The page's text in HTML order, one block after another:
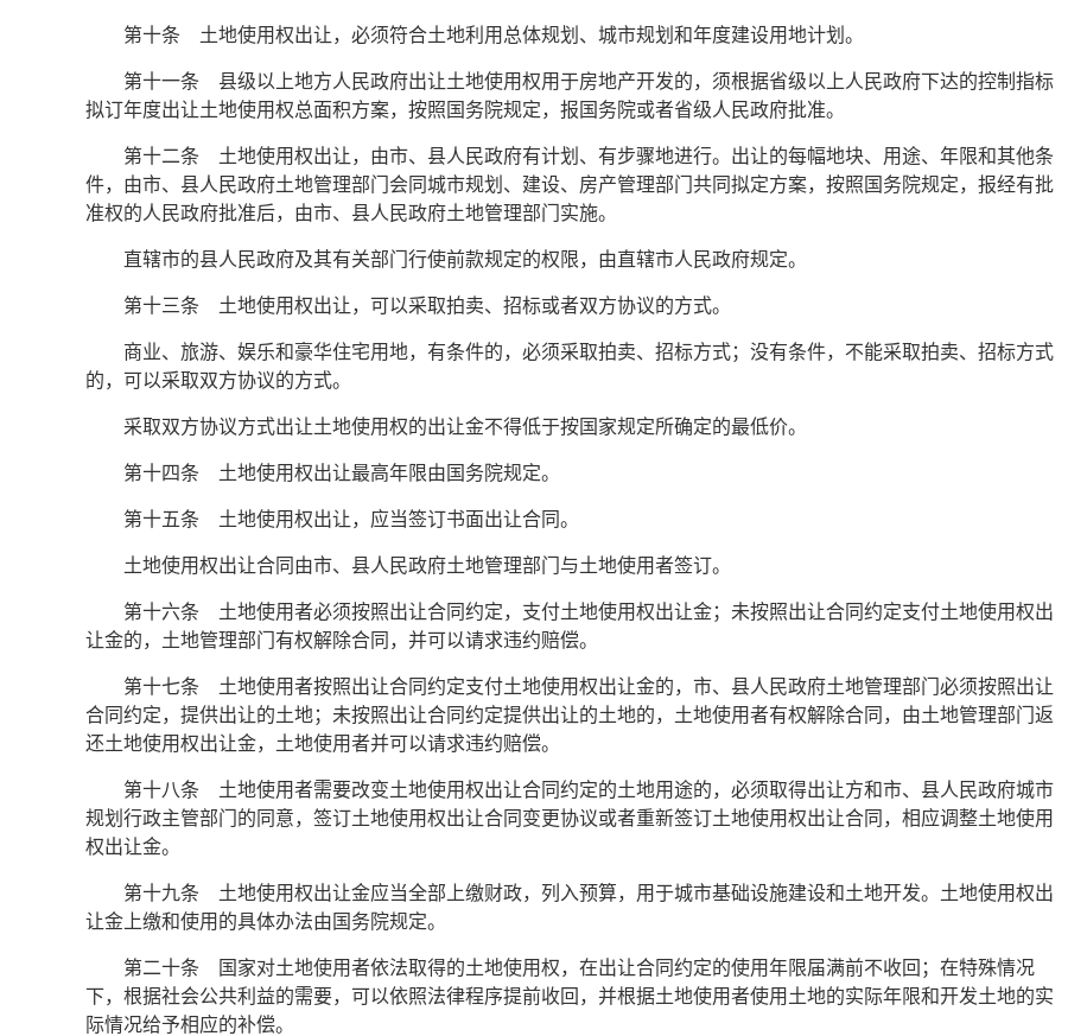
第十条 土地使用权出让，必须符合土地利用总体规划、城市规划和年度建设用地计划。
第十一条 县级以上地方人民政府出让土地使用权用于房地产开发的，须根据省级以上人民政府下达的控制指标
拟订年度出让土地使用权总面积方案，按照国务院规定，报国务院或者省级人民政府批准。
第十二条 土地使用权出让，由市、县人民政府有计划、有步骤地进行。出让的每幅地块、用途、年限和其他条
件，由市、县人民政府土地管理部门会同城市规划、建设、房产管理部门共同拟定方案，按照国务院规定，报经有批
准权的人民政府批准后，由市、县人民政府土地管理部门实施。
直辖市的县人民政府及其有关部门行使前款规定的权限，由直辖市人民政府规定。
第十三条 土地使用权出让，可以采取拍卖、招标或者双方协议的方式。
商业、旅游、娱乐和豪华住宅用地，有条件的，必须采取拍卖、招标方式；没有条件，不能采取拍卖、招标方式
的，可以采取双方协议的方式。
采取双方协议方式出让土地使用权的出让金不得低于按国家规定所确定的最低价。
第十四条 土地使用权出让最高年限由国务院规定。
第十五条 土地使用权出让，应当签订书面出让合同。
土地使用权出让合同由市、县人民政府土地管理部门与土地使用者签订。
第十六条 土地使用者必须按照出让合同约定，支付土地使用权出让金；未按照出让合同约定支付土地使用权出
让金的，土地管理部门有权解除合同，并可以请求违约赔偿。
第十七条 土地使用者按照出让合同约定支付土地使用权出让金的，市、县人民政府土地管理部门必须按照出让
合同约定，提供出让的土地；未按照出让合同约定提供出让的土地的，土地使用者有权解除合同，由土地管理部门返
还土地使用权出让金，土地使用者并可以请求违约赔偿。
第十八条 土地使用者需要改变土地使用权出让合同约定的土地用途的，必须取得出让方和市、县人民政府城市
规划行政主管部门的同意，签订土地使用权出让合同变更协议或者重新签订土地使用权出让合同，相应调整土地使用
权出让金。
第十九条 土地使用权出让金应当全部上缴财政，列入预算，用于城市基础设施建设和土地开发。土地使用权出
让金上缴和使用的具体办法由国务院规定。
第二十条 国家对土地使用者依法取得的土地使用权，在出让合同约定的使用年限届满前不收回；在特殊情况
下，根据社会公共利益的需要，可以依照法律程序提前收回，并根据土地使用者使用土地的实际年限和开发土地的实
际情况给予相应的补偿。